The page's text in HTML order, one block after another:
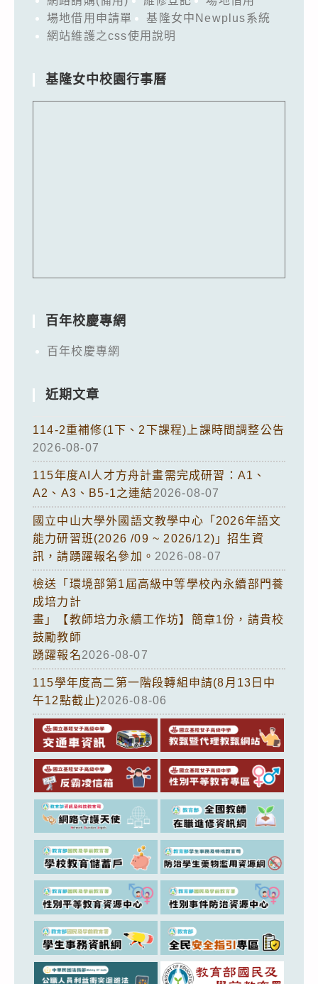
場地借用申請單
基隆女中Newplus系統
網站維護之css使用說明
基隆女中校園行事曆
百年校慶專網
百年校慶專網
近期文章
114-2重補修(1下、2下課程)上課時間調整公告
2026-08-07
115年度AI人才方舟計畫需完成研習：A1、
A2、A3、B5-1之連結2026-08-07
國立中山大學外國語文教學中心「2026年語文
能力研習班(2026 /09 ~ 2026/12)」招生資
訊，請踴躍報名參加。 2026-08-07
檢送「環境部第1屆高級中等學校內永續部門養
成培力計
畫」【教師培力永續工作坊】簡章1份，請貴校
鼓勵教師
踴躍報名2026-08-07
115學年度高二第一階段轉組申請(8月13日中
午12點截止)2026-08-06